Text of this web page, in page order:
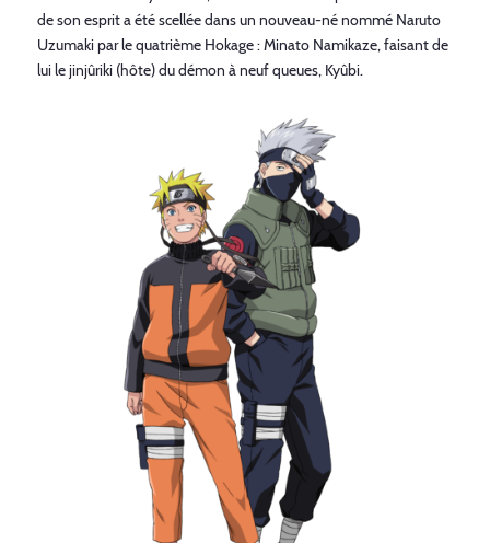
de son esprit a été scellée dans un nouveau-né nommé Naruto
Uzumaki par le quatrième Hokage : Minato Namikaze, faisant de
lui le jinjûriki (hôte) du démon à neuf queues, Kyûbi.